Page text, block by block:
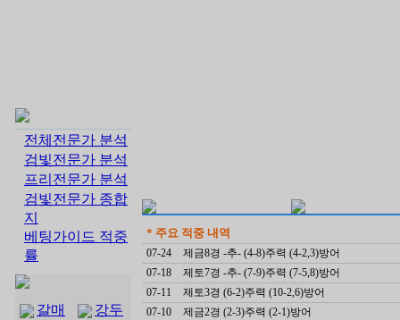
전체전문가 분석
검빛전문가 분석
프리전문가 분석
검빛전문가 종합
지
베팅가이드 적중
률
갈매
강두
* 주요 적중 내역
07-24
제금8경 -추- (4-8)주력 (4-2,3)방어
07-18
제토7경 -추- (7-9)주력 (7-5,8)방어
07-11
제토3경 (6-2)주력 (10-2,6)방어
07-10
제금2경 (2-3)주력 (2-1)방어